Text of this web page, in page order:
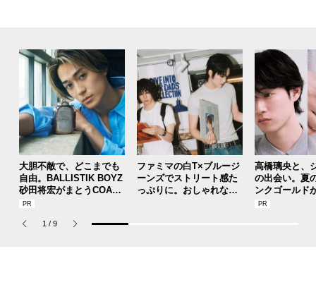
大胆不敵で、どこまでも
自由。BALLISTIK BOYZ
砂田将宏がまとうCOACH
の新作フレグランス「コ
パルファム」
ファミマの白T×ブルージ
ーンズでストリート感た
っぷりに。おしゃれな人
高橋璃央と、
の出会い。夏
ンクゴールド
SUMMER
1 / 9